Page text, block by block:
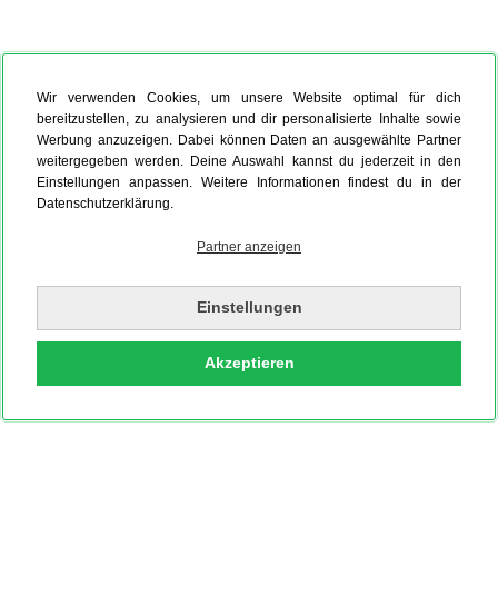
Wir verwenden Cookies, um unsere Website optimal für dich
bereitzustellen, zu analysieren und dir personalisierte Inhalte sowie
Werbung anzuzeigen. Dabei können Daten an ausgewählte Partner
weitergegeben werden. Deine Auswahl kannst du jederzeit in den
Einstellungen anpassen. Weitere Informationen findest du in der
Datenschutzerklärung.
Partner anzeigen
Einstellungen
Akzeptieren